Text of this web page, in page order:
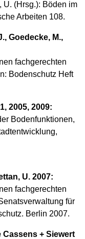
U. (Hrsg.): Böden im
Arbeiten 108.
Goedecke, M.,
fachgerechten
Bodenschutz Heft
2005, 2009:
Bodenfunktionen,
U. 2007:
fachgerechten
für
Berlin 2007.
+ Siewert